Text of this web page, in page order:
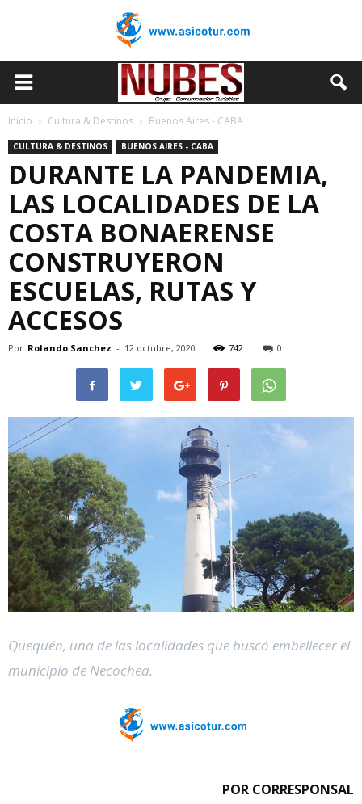
Inicio Cultura & Destinos Buenos Aires - CABA
CULTURA & DESTINOS BUENOS AIRES - CABA
DURANTE LA PANDEMIA,
LAS LOCALIDADES DE LA
COSTA BONAERENSE
CONSTRUYERON
ESCUELAS, RUTAS Y
ACCESOS
Por Rolando Sanchez - 12 octubre, 2020 742 0
Quequén, una de las localidades que buscó embellecer el
municipio de Necochea.
POR CORRESPONSAL